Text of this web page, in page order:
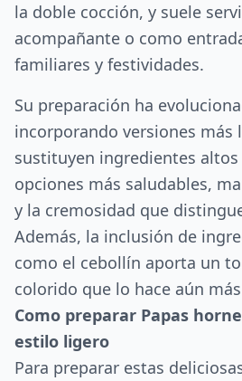
la doble cocción, y suele
acompañante o como
familiares y festividades.
Su preparación ha
incorporando versiones más
sustituyen ingredientes
opciones más saludables,
y la cremosidad que
Además, la inclusión de
como el cebollín aporta un
colorido que lo hace aún
Como preparar Papas
estilo ligero
Para preparar estas